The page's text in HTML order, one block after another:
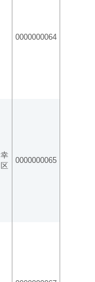
0000000064
幸
区
0000000065